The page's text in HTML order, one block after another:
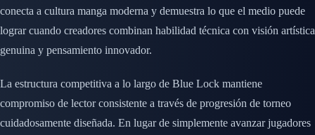
conecta a cultura manga moderna y demuestra lo que el medio puede
lograr cuando creadores combinan habilidad técnica con visión artística
genuina y pensamiento innovador.
La estructura competitiva a lo largo de Blue Lock mantiene
compromiso de lector consistente a través de progresión de torneo
cuidadosamente diseñada. En lugar de simplemente avanzar jugadores